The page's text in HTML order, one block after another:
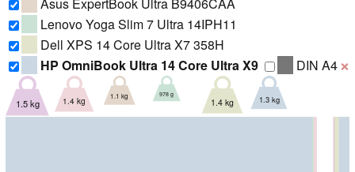
Asus ExpertBook Ultra B9406CAA
Lenovo Yoga Slim 7 Ultra 14IPH11
Dell XPS 14 Core Ultra X7 358H
HP OmniBook Ultra 14 Core Ultra X9
DIN A4 ❌
1.5 kg 1.4 kg 1.1 kg 978 g
1.4 kg 1.3 kg